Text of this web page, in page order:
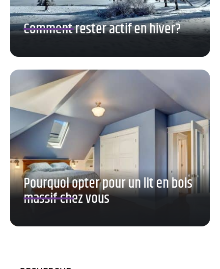
Comment rester actif en hiver?
Pourquoi opter pour un lit en bois
massif chez vous